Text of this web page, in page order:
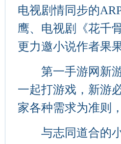
电视剧情同步的
鹰、电视剧《花千
更力邀小说作者果
第一手游网新游
一起打游戏，新游
家各种需求为准则
与志同道合的小